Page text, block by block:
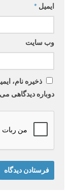
ایمیل *
وب‌ سایت
ذخیره نام،
دوباره دیدگاهی